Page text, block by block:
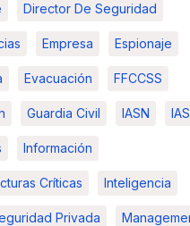
Director De Seguridad
Empresa Espionaje
Evacuación FFCCSS
Guardia Civil IASN
Información
Críticas Inteligencia
Privada